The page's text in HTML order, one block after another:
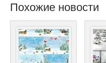
Похожие новости